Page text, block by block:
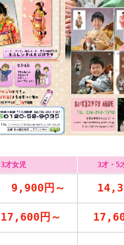
3才女児 3才・5
9,900円～
17,600円～